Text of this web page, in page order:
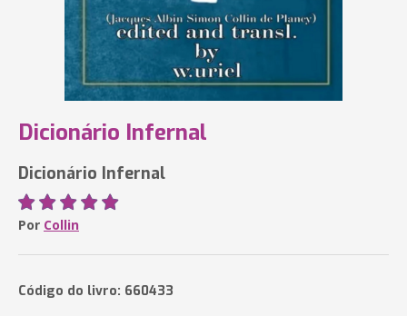
Dicionário Infernal
Dicionário Infernal
Por Collin
Código do livro: 660433